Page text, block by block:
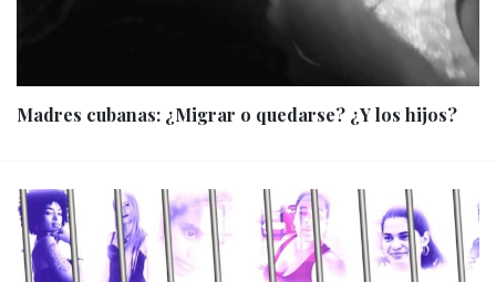
Madres cubanas: ¿Migrar o quedarse? ¿Y los hijos?